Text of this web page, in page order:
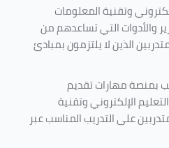
وتقنية المعلومات
والأدوات التي تساعدهم من
الذين لا يلتزمون بمبادئ
بمنصة مهارات تقديم
الإلكتروني وتقنية
على التدريب المناسب عبر